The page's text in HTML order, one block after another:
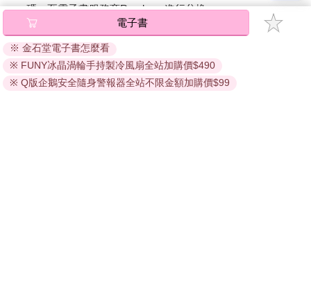
碼』至電子書服務商Readmoo進行兌換。
退換貨須知：
因版權保護，您在金石堂所購買的電子書僅能以金石堂專屬
的閱讀軟體開啟閱讀，無法以其他閱讀器或直接下載檔案。
依據「消費者保護法」第19條及行政院消費者保護處公告之
電子書
※ 金石堂電子書怎麼看
※ FUNY冰晶渦輪手持製冷風扇全站加購價$490
※ Q版企鵝安全隨身警報器全站不限金額加購價$99